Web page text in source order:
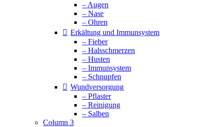
– Augen
– Nase
– Ohren
Erkältung und Immunsystem
– Fieber
– Halsschmerzen
– Husten
– Immunsystem
– Schnupfen
Wundversorgung
– Pflaster
– Reinigung
– Salben
Column 3